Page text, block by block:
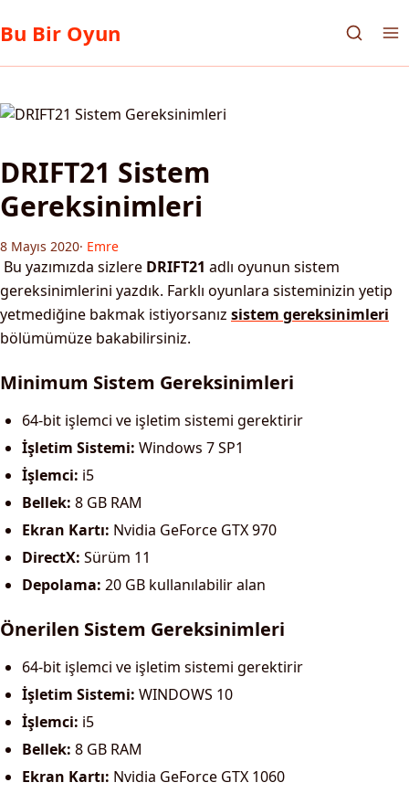
Bu Bir Oyun
DRIFT21 Sistem
Gereksinimleri
8 Mayıs 2020· Emre
Bu yazımızda sizlere DRIFT21 adlı oyunun sistem
gereksinimlerini yazdık. Farklı oyunlara sisteminizin yetip
yetmediğine bakmak istiyorsanız sistem gereksinimleri
bölümümüze bakabilirsiniz.
Minimum Sistem Gereksinimleri
64-bit işlemci ve işletim sistemi gerektirir
İşletim Sistemi: Windows 7 SP1
İşlemci: i5
Bellek: 8 GB RAM
Ekran Kartı: Nvidia GeForce GTX 970
DirectX: Sürüm 11
Depolama: 20 GB kullanılabilir alan
Önerilen Sistem Gereksinimleri
64-bit işlemci ve işletim sistemi gerektirir
İşletim Sistemi: WINDOWS 10
İşlemci: i5
Bellek: 8 GB RAM
Ekran Kartı: Nvidia GeForce GTX 1060